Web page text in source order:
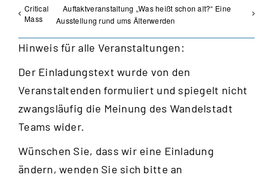
Critical
Mass
Auftaktveranstaltung „Was heißt schon alt?“ Eine
Ausstellung rund ums Älterwerden
Hinweis für alle Veranstaltungen:
Der Einladungstext wurde von den
Veranstaltenden formuliert und spiegelt nicht
zwangsläufig die Meinung des Wandelstadt
Teams wider.
Wünschen Sie, dass wir eine Einladung
ändern, wenden Sie sich bitte an